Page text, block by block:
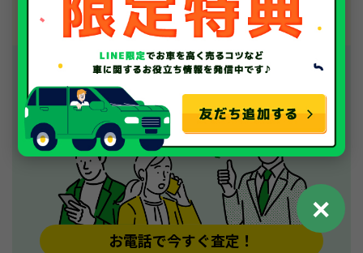
お電話で今すぐ査定！
✕